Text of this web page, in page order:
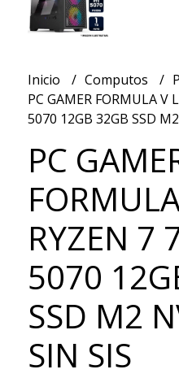
Inicio Computos
PC GAMER FORMULA V
5070 12GB 32GB SSD
PC
RYZEN 7
5070
SSD M2
SIN SIS